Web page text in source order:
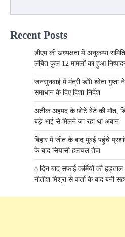
Recent Posts
डीएम की अध्यक्षता में अनुकम्पा
लंबित कुल 12 मामलों का हुआ
जनसुनवाई में मंत्री डाॅ0 श्वेता गुप्ता
समाधान के दिए दिशा-निर्देश
अतीक अहमद के छोटे बेटे की मौत,
बड़े भाई से मिलने जा रहा था अबान
बिहार में जीत के बाद मुंबई पहुंचे
के बाद सियासी हलचल तेज
8 दिन बाद सफाई कर्मियों की
नीतीश मिश्रा से वार्ता के बाद बनी